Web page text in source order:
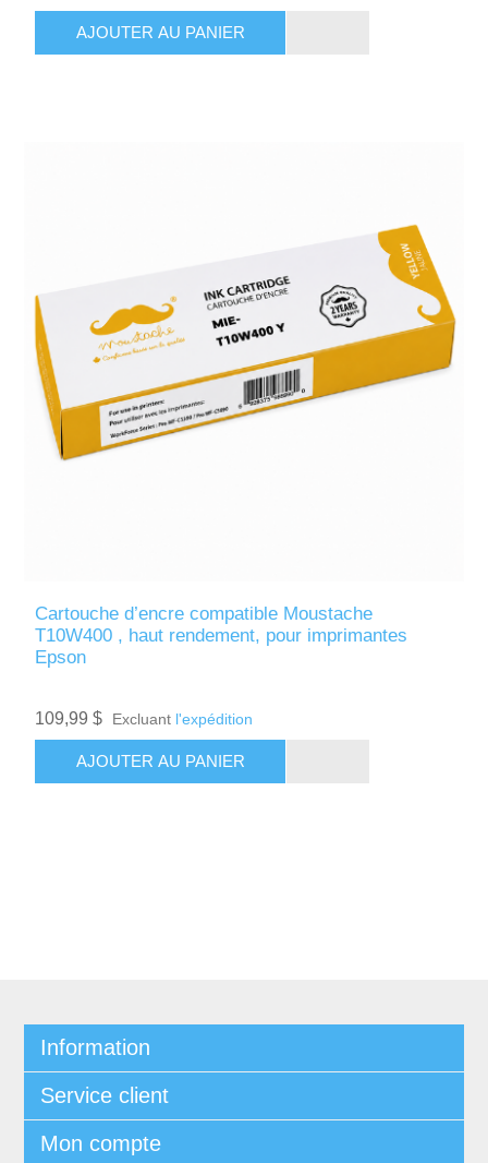
AJOUTER AU PANIER
Cartouche d’encre compatible Moustache
T10W400 , haut rendement, pour imprimantes
Epson
109,99 $ Excluant l'expédition
AJOUTER AU PANIER
Information
Service client
Mon compte